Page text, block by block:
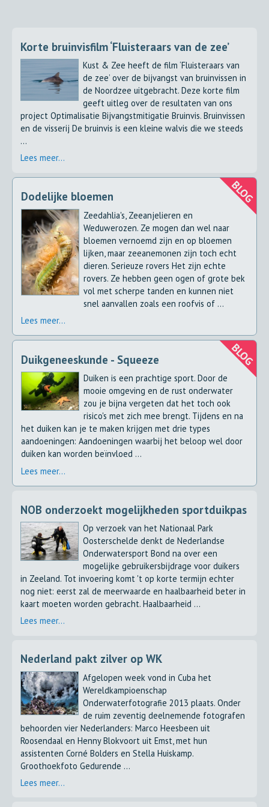
Korte bruinvisfilm ‘Fluisteraars van de zee’
Kust & Zee heeft de film ‘Fluisteraars van
de zee’ over de bijvangst van bruinvissen in
de Noordzee uitgebracht. Deze korte film
geeft uitleg over de resultaten van ons
project Optimalisatie Bijvangstmitigatie Bruinvis. Bruinvissen
en de visserij De bruinvis is een kleine walvis die we steeds
...
Lees meer...
Dodelijke bloemen
Zeedahlia's, Zeeanjelieren en
Weduwerozen. Ze mogen dan wel naar
bloemen vernoemd zijn en op bloemen
lijken, maar zeeanemonen zijn toch echt
dieren. Serieuze rovers Het zijn echte
rovers. Ze hebben geen ogen of grote bek
vol met scherpe tanden en kunnen niet
snel aanvallen zoals een roofvis of ...
Lees meer...
Duikgeneeskunde - Squeeze
Duiken is een prachtige sport. Door de
mooie omgeving en de rust onderwater
zou je bijna vergeten dat het toch ook
risico's met zich mee brengt. Tijdens en na
het duiken kan je te maken krijgen met drie types
aandoeningen: Aandoeningen waarbij het beloop wel door
duiken kan worden beïnvloed ...
Lees meer...
NOB onderzoekt mogelijkheden sportduikpas
Op verzoek van het Nationaal Park
Oosterschelde denkt de Nederlandse
Onderwatersport Bond na over een
mogelijke gebruikersbijdrage voor duikers
in Zeeland. Tot invoering komt 't op korte termijn echter
nog niet: eerst zal de meerwaarde en haalbaarheid beter in
kaart moeten worden gebracht. Haalbaarheid ...
Lees meer...
Nederland pakt zilver op WK
Afgelopen week vond in Cuba het
Wereldkampioenschap
Onderwaterfotografie 2013 plaats. Onder
de ruim zeventig deelnemende fotografen
behoorden vier Nederlanders: Marco Heesbeen uit
Roosendaal en Henny Blokvoort uit Emst, met hun
assistenten Corné Bolders en Stella Huiskamp.
Groothoekfoto Gedurende ...
Lees meer...